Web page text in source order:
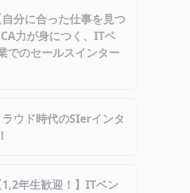
自分に合った仕事を見つ
力が身につく、ITベ
でのセールスインター
ラウド時代のSIerインタ
1,2年生歓迎！】ITベン